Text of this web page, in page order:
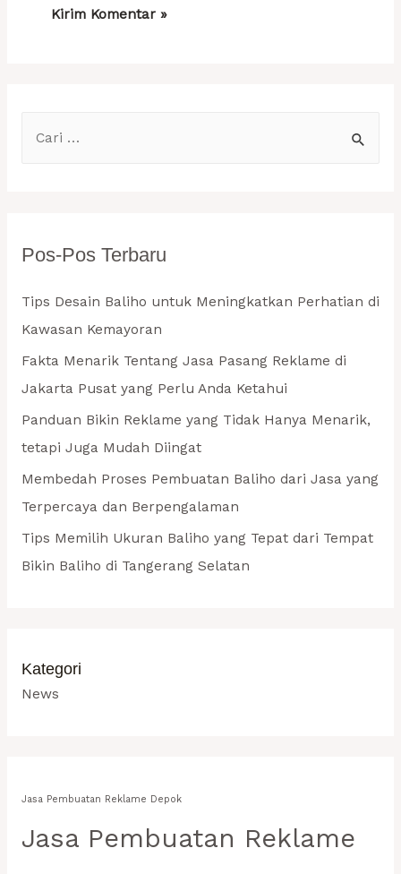
nPos-Pos Terbaru
Tips Desain Baliho untuk Meningkatkan Perhatian di
Kawasan Kemayoran
Fakta Menarik Tentang Jasa Pasang Reklame di
Jakarta Pusat yang Perlu Anda Ketahui
Panduan Bikin Reklame yang Tidak Hanya Menarik,
tetapi Juga Mudah Diingat
Membedah Proses Pembuatan Baliho dari Jasa yang
Terpercaya dan Berpengalaman
Tips Memilih Ukuran Baliho yang Tepat dari Tempat
Bikin Baliho di Tangerang Selatan
Kategori
News
Jasa Pembuatan Reklame Depok
Jasa Pembuatan Reklame